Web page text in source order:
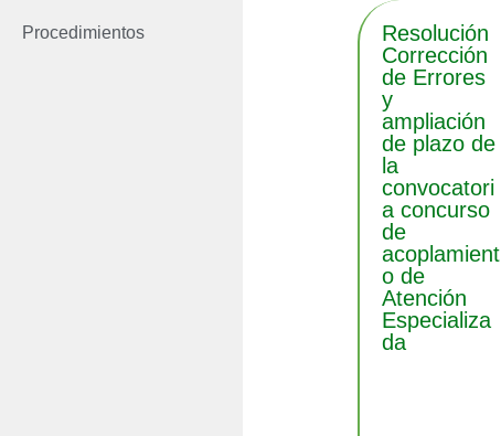
Procedimientos
Resolución
Corrección
de Errores
y
ampliación
de plazo de
la
convocatori
a concurso
de
acoplamient
o de
Atención
Especializa
da